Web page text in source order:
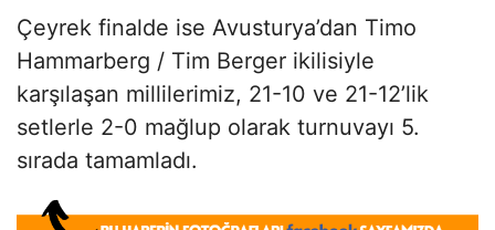
Çeyrek finalde ise Avusturya’dan Timo
Hammarberg / Tim Berger ikilisiyle
karşılaşan millilerimiz, 21-10 ve 21-12’lik
setlerle 2-0 mağlup olarak turnuvayı 5.
sırada tamamladı.